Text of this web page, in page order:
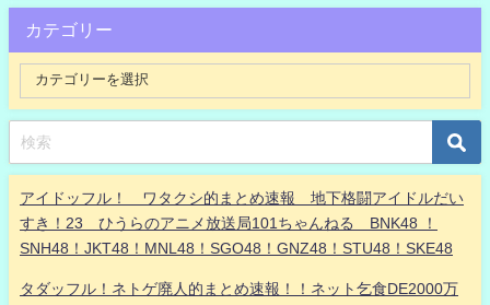
カテゴリー
アイドッフル！ ワタクシ的まとめ速報 地下格闘アイドルだい
すき！23 ひうらのアニメ放送局101ちゃんねる BNK48 ！
SNH48！JKT48！MNL48！SGO48！GNZ48！STU48！SKE48
タダッフル！ネトゲ廃人的まとめ速報！！ネット乞食DE2000万